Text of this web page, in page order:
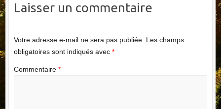
Laisser un commentaire
Votre adresse e-mail ne sera pas publiée. Les champs
obligatoires sont indiqués avec *
Commentaire *